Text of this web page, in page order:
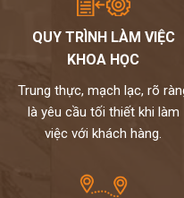
nhạt, trắng
Đối với gia chủ mệnh Thủy:
xám (tương sinh), xanh lam
đất, nâu
Đối với gia chủ mệnh Hỏa:
sinh), tránh
Đối với gia chủ mệnh Thổ:
QUY TRÌNH LÀM VIỆC
KHOA HỌC
Trung thực, mạch lạc, rõ
là yêu cầu tối thiết khi làm
việc với khách hàng.